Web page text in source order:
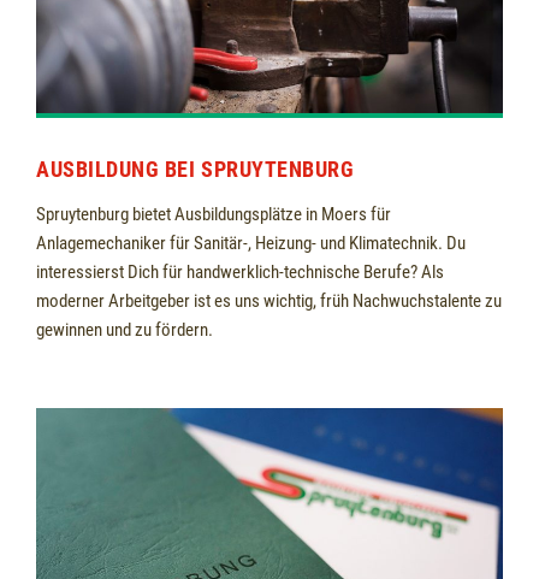
AUSBILDUNG BEI SPRUYTENBURG
Spruytenburg bietet Ausbildungsplätze in Moers für
Anlagemechaniker für Sanitär-, Heizung- und Klimatechnik. Du
interessierst Dich für handwerklich-technische Berufe? Als
moderner Arbeitgeber ist es uns wichtig, früh Nachwuchstalente zu
gewinnen und zu fördern.